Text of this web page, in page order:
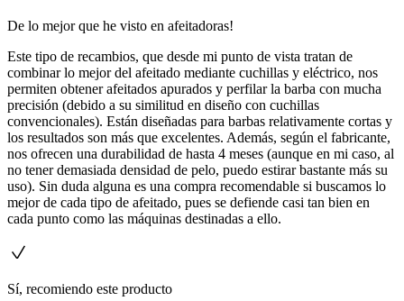
De lo mejor que he visto en afeitadoras!
Este tipo de recambios, que desde mi punto de vista tratan de
combinar lo mejor del afeitado mediante cuchillas y eléctrico, nos
permiten obtener afeitados apurados y perfilar la barba con mucha
precisión (debido a su similitud en diseño con cuchillas
convencionales). Están diseñadas para barbas relativamente cortas y
los resultados son más que excelentes. Además, según el fabricante,
nos ofrecen una durabilidad de hasta 4 meses (aunque en mi caso, al
no tener demasiada densidad de pelo, puedo estirar bastante más su
uso). Sin duda alguna es una compra recomendable si buscamos lo
mejor de cada tipo de afeitado, pues se defiende casi tan bien en
cada punto como las máquinas destinadas a ello.
Sí, recomiendo este producto